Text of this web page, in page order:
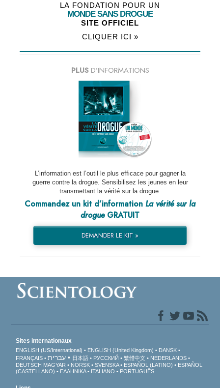
LA FONDATION POUR UN
MONDE SANS DROGUE
SITE OFFICIEL
CLIQUER ICI »
PLUS D’INFORMATIONS
L’information est l’outil le plus efficace pour gagner la
guerre contre la drogue. Sensibilisez les jeunes en leur
transmettant la vérité sur la drogue.
Commandez un kit d’information La vérité sur la
drogueGRATUIT
DEMANDER LE KIT »
Sites internationaux
ENGLISH (US/International) ENGLISH (United Kingdom)
DANSK
FRANÇAIS
עברית 日本語 РУССКИЙ 繁體中文
NEDERLANDS
DEUTSCH MAGYAR NORSK SVENSKA ESPAÑOL (LATINO)
ESPAÑOL
(CASTELLANO)
ΕΛΛΗΝΙΚA ITALIANO PORTUGUÊS